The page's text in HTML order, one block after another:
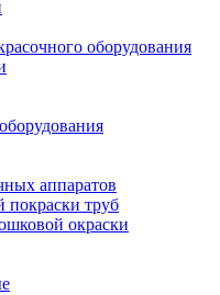
оборудования
аппаратов
покраски труб
окраски